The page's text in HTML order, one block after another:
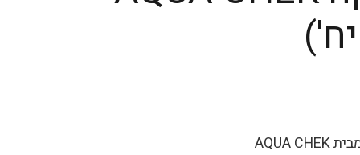
AQUACHEK